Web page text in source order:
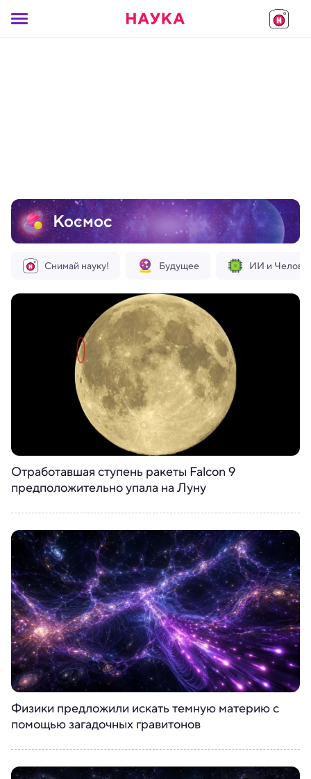
Космос
Снимай науку! Будущее ИИ и
Отработавшая ступень ракеты Falcon 9
предположительно упала на Луну
Физики предложили искать темную материю с
помощью загадочных гравитонов